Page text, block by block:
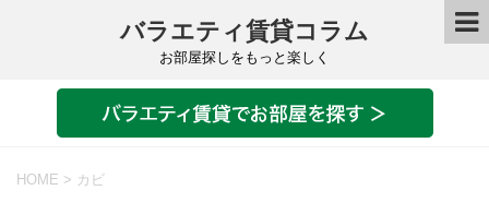
バラエティ賃貸コラム
お部屋探しをもっと楽しく
HOME > カビ